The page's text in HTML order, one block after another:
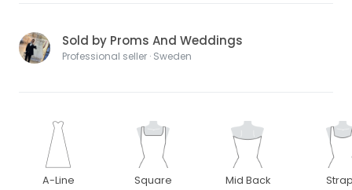
Sold by Proms And Weddings
Professional seller · Sweden
A-Line Square Mid Back